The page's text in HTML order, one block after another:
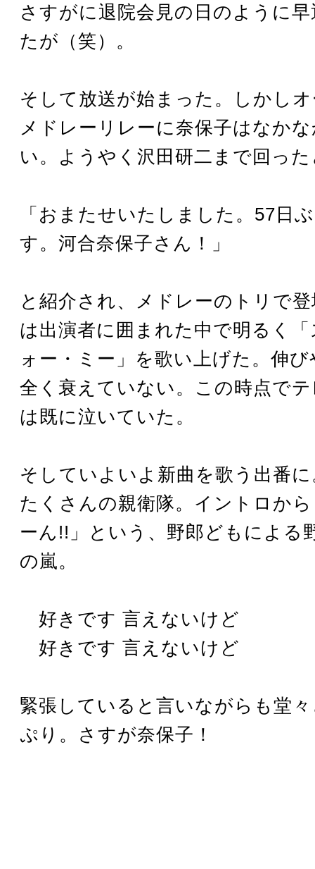
さすがに退院会見の日のように
たが（笑）。
そして放送が始まった。しかし
メドレーリレーに奈保子はなか
い。ようやく沢田研二まで回っ
「おまたせいたしました。57日
す。河合奈保子さん！」
と紹介され、メドレーのトリで
は出演者に囲まれた中で明るく
ォー・ミー」を歌い上げた。伸
全く衰えていない。この時点で
は既に泣いていた。
そしていよいよ新曲を歌う出番
たくさんの親衛隊。イントロか
ーん!!」という、野郎どもによる
の嵐。
好きです 言えないけど
好きです 言えないけど
緊張していると言いながらも堂
ぷり。さすが奈保子！